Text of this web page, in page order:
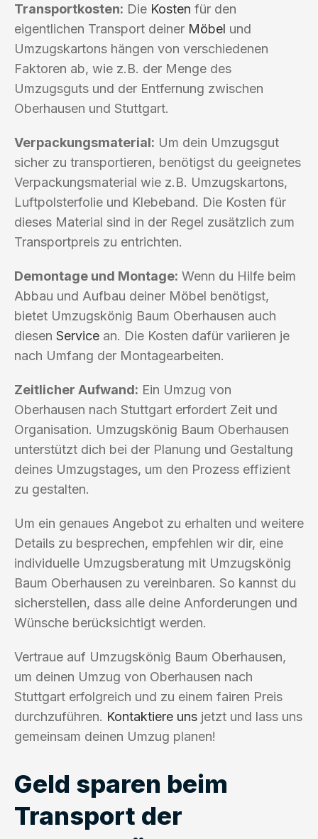
Transportkosten: Die Kosten für den
eigentlichen Transport deiner Möbel und
Umzugskartons hängen von verschiedenen
Faktoren ab, wie z.B. der Menge des
Umzugsguts und der Entfernung zwischen
Oberhausen und Stuttgart.
Verpackungsmaterial: Um dein Umzugsgut
sicher zu transportieren, benötigst du geeignetes
Verpackungsmaterial wie z.B. Umzugskartons,
Luftpolsterfolie und Klebeband. Die Kosten für
dieses Material sind in der Regel zusätzlich zum
Transportpreis zu entrichten.
Demontage und Montage: Wenn du Hilfe beim
Abbau und Aufbau deiner Möbel benötigst,
bietet Umzugskönig Baum Oberhausen auch
diesen Service an. Die Kosten dafür variieren je
nach Umfang der Montagearbeiten.
Zeitlicher Aufwand: Ein Umzug von
Oberhausen nach Stuttgart erfordert Zeit und
Organisation. Umzugskönig Baum Oberhausen
unterstützt dich bei der Planung und Gestaltung
deines Umzugstages, um den Prozess effizient
zu gestalten.
Um ein genaues Angebot zu erhalten und weitere
Details zu besprechen, empfehlen wir dir, eine
individuelle Umzugsberatung mit Umzugskönig
Baum Oberhausen zu vereinbaren. So kannst du
sicherstellen, dass alle deine Anforderungen und
Wünsche berücksichtigt werden.
Vertraue auf Umzugskönig Baum Oberhausen,
um deinen Umzug von Oberhausen nach
Stuttgart erfolgreich und zu einem fairen Preis
durchzuführen. Kontaktiere uns jetzt und lass uns
gemeinsam deinen Umzug planen!
Geld sparen beim
Transport der